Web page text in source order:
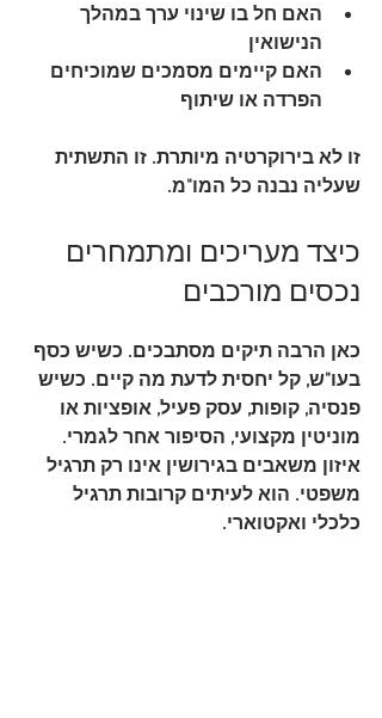
האם חל בו שינוי ערך במהלך
הנישואין
האם קיימים מסמכים שמוכיחים
הפרדה או שיתוף
זו לא בירוקרטיה מיותרת. זו התשתית
שעליה נבנה כל המו"מ.
כיצד מעריכים ומתמחרים
נכסים מורכבים
כאן הרבה תיקים מסתבכים. כשיש כסף
בעו"ש, קל יחסית לדעת מה קיים. כשיש
פנסיה, קופות, עסק פעיל, אופציות או
מוניטין מקצועי, הסיפור אחר לגמרי.
איזון משאבים בגירושין אינו רק תרגיל
משפטי. הוא לעיתים קרובות תרגיל
כלכלי ואקטוארי.